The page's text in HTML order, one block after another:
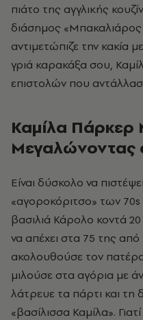
πιάτο της αγγλικής
διάσημος
αντιμετώπιζε την κακία
γριά καρακάξα σου,
επιστολών που
Καμίλα Πάρκερ
Μεγαλώνοντας
Είναι δύσκολο να
«αγοροκόριτσο» των 70s
βασιλιά Κάρολο κοντά
να απέχει στα 75 της
ακολουθούσε τον
μιλούσε στα αγόρια με
λάτρευε τα πάρτι και τη
«βασίλισσα Καμίλα».